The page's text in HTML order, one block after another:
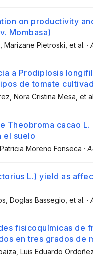
on productivity
Mombasa)
, Marizane Pietroski , et al. ·
a Prodiplosis
de tomate
, Nora Cristina Mesa, et
Theobroma cacao
el suelo
Patricia Moreno Fonseca ·
L.) yield as
, Doglas Bassegio , et al. ·
fisicoquímicas de
en tres grados de
, Luis Eduardo